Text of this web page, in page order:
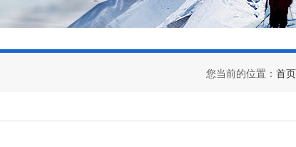
您当前的位置： 首页